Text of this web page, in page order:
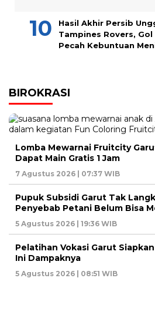
Hasil Akhir Persib
Tampines Rovers,
Pecah Kebuntuan
BIROKRASI
Lomba Mewarnai Fruitcity
Dapat Main Gratis 1 Jam
7 Agustus 2026 | 07:37 WIB
Pupuk Subsidi Garut Tak
Penyebab Petani Belum Bisa
5 Agustus 2026 | 19:36 WIB
Pelatihan Vokasi Garut
Ini Dampaknya
5 Agustus 2026 | 08:51 WIB